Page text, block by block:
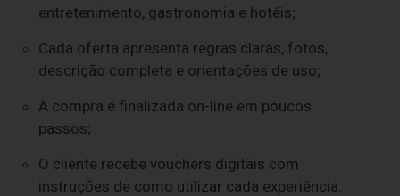
entretenimento, gastronomia e hotéis;
Cada oferta apresenta regras claras, fotos,
descrição completa e orientações de uso;
A compra é finalizada on-line em poucos
passos;
O cliente recebe vouchers digitais com
instruções de como utilizar cada experiência.